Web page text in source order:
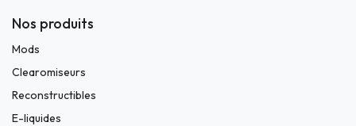
Nos produits
Mods
Clearomiseurs
Reconstructibles
E-liquides